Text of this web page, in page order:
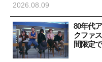
2026.08.09
80年代
クファ
間限定